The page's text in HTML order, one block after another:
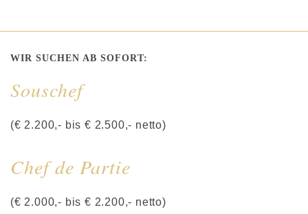
WIR SUCHEN AB SOFORT:
Souschef
(€ 2.200,- bis € 2.500,- netto)
Chef de Partie
(€ 2.000,- bis € 2.200,- netto)